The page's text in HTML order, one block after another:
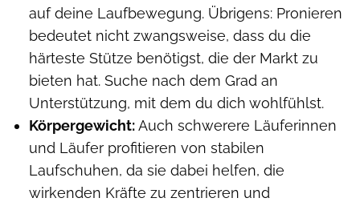
auf deine Laufbewegung. Übrigens: Pronieren
bedeutet nicht zwangsweise, dass du die
härteste Stütze benötigst, die der Markt zu
bieten hat. Suche nach dem Grad an
Unterstützung, mit dem du dich wohlfühlst.
Körpergewicht:Auch schwerere Läuferinnen
und Läufer profitieren von stabilen
Laufschuhen, da sie dabei helfen, die
wirkenden Kräfte zu zentrieren und